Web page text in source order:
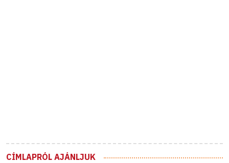
CÍMLAPRÓL AJÁNLJUK